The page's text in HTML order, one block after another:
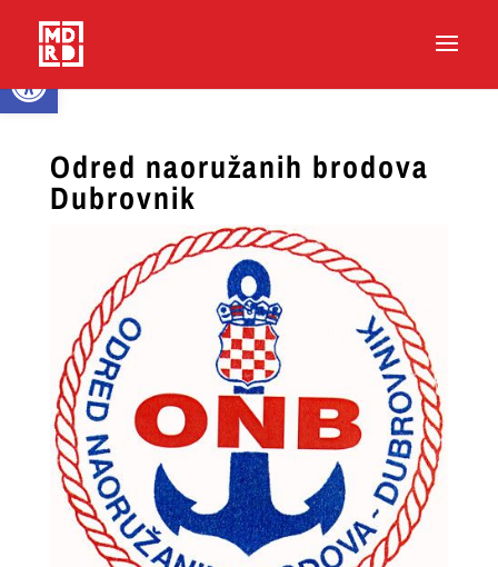
Open toolbar
Odred naoružanih brodova
Dubrovnik